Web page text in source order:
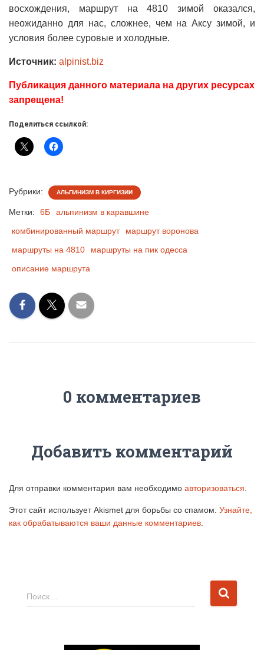
восхождения, маршрут на 4810 зимой оказался,
неожиданно для нас, сложнее, чем на Аксу зимой, и
условия более суровые и холодные.
Источник: alpinist.biz
Публикация данного материала на других ресурсах
запрещена!
Поделиться ссылкой:
Рубрики: АЛЬПИНИЗМ В КИРГИЗИИ
Метки: 6Б
альпинизм в каравшине
комбинированный маршрут
маршрут воронова
маршруты на 4810
маршруты на пик одесса
описание маршрута
0 комментариев
Добавить комментарий
Для отправки комментария вам необходимо авторизоваться
Этот сайт использует Akismet для борьбы со спамом. Узнайте,
как обрабатываются ваши данные комментариев
Н
а
Поиск…